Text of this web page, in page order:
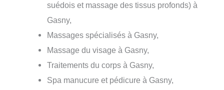
suédois et massage des tissus profonds) à
Gasny,
Massages spécialisés à Gasny,
Massage du visage à Gasny,
Traitements du corps à Gasny,
Spa manucure et pédicure à Gasny,